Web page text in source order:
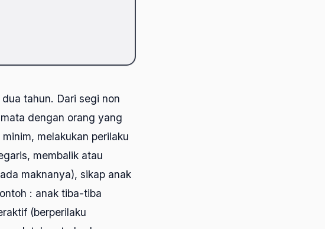
tahun. Dari segi non
dengan orang yang
melakukan perilaku
membalik atau
maknanya), sikap anak
: anak tiba-tiba
(berperilaku